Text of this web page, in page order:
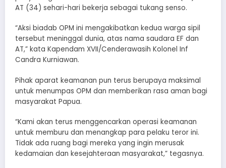
AT (34) sehari-hari bekerja sebagai tukang senso.
“Aksi biadab OPM ini mengakibatkan kedua warga sipil
tersebut meninggal dunia, atas nama saudara EF dan
AT,” kata Kapendam XVII/Cenderawasih Kolonel Inf
Candra Kurniawan.
Pihak aparat keamanan pun terus berupaya maksimal
untuk menumpas OPM dan memberikan rasa aman bagi
masyarakat Papua.
“Kami akan terus menggencarkan operasi keamanan
untuk memburu dan menangkap para pelaku teror ini.
Tidak ada ruang bagi mereka yang ingin merusak
kedamaian dan kesejahteraan masyarakat,” tegasnya.